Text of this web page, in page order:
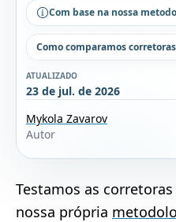
Com base na nossa
Como comparamos corretoras
ATUALIZADO
23 de jul. de 2026
Mykola Zavarov
Autor
Testamos as
nossa própria